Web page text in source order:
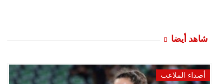
شاهد أيضا
أصداء الملاعب